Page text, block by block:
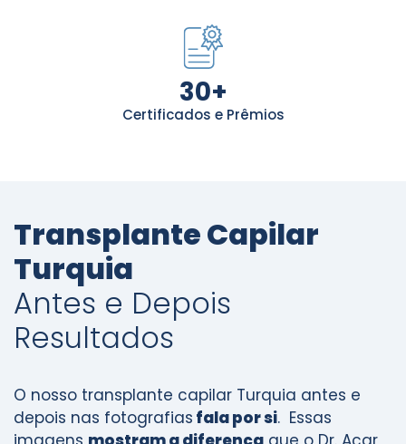
Certificados e Prêmios
30+
Transplante Capilar
Turquia
Antes e Depois
Resultados
O nosso transplante capilar Turquia antes e
depois nas fotografias fala por si. Essas